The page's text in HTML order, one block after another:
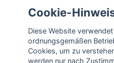
Cookie-
Diese Website
ordnungsgemäßen
Cookies, um zu
werden nur nach